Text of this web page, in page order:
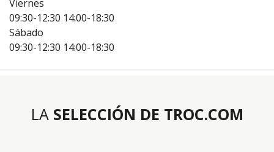
Viernes
09:30-12:30 14:00-18:30
Sábado
09:30-12:30 14:00-18:30
LA SELECCIÓN DE TROC.COM